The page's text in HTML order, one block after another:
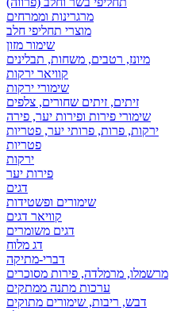
מרגרינות וממרחים
מוצרי תחליפי חלב
שימור מזון
מיונז, רטבים, משחות, תבלינים
קוויאר ירקות
שימורי ירקות
זיתים, זיתים שחורים, צלפים
שימורי פירות ופירות יער, פירה
ירקות, פרות, פרותי יער, פטריות
פטריות
ירקות
פירות יער
דגים
שימורים ופשטידות
קוויאר דגים
דגים משומרים
דג מלוח
דברי-מתיקה
מרשמלו, מרמלדה, פירות מסוכרים
ערכות מתנה ממתקים
דבש, ריבות, שימורים מתוקים